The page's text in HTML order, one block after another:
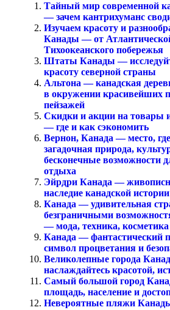
Тайный мир современной
— зачем кантрихуманс
Изучаем красоту и
Канады — от
Тихоокеанского побережья
Штаты Канады —
красоту северной страны
Альтона — канадская
в окружении красивейших
пейзажей
Скидки и акции на товары
— где и как сэкономить
Вернон, Канада — место,
загадочная природа,
бесконечные возможности
отдыха
Эйрдри Канада —
наследие канадской
Канада — удивительная
безграничными
— мода, техника, косметика
Канада — фантастический
символ процветания и
Великолепные города
наслаждайтесь красотой,
Самый большой город
площадь, население и
Невероятные пляжи